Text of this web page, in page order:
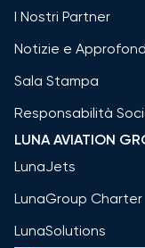
I Nostri Partner
Notizie e
Sala Stampa
Responsabilità
LUNA AVIATION
LunaJets
LunaGroup Charter
LunaSolutions